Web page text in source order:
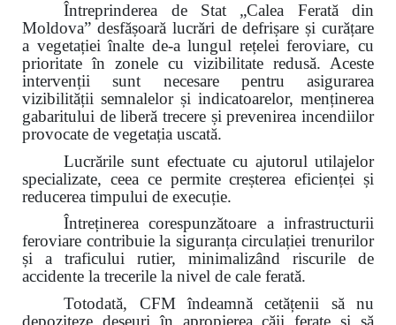
Întreprinderea de Stat „Calea Ferată din
Moldova” desfășoară lucrări de defrișare și curățare
a vegetației înalte de-a lungul rețelei feroviare, cu
prioritate în zonele cu vizibilitate redusă. Aceste
intervenții sunt necesare pentru asigurarea
vizibilității semnalelor și indicatoarelor, menținerea
gabaritului de liberă trecere și prevenirea incendiilor
provocate de vegetația uscată.
Lucrările sunt efectuate cu ajutorul utilajelor
specializate, ceea ce permite creșterea eficienței și
reducerea timpului de execuție.
Întreținerea corespunzătoare a infrastructurii
feroviare contribuie la siguranța circulației trenurilor
și a traficului rutier, minimalizând riscurile de
accidente la trecerile la nivel de cale ferată.
Totodată, CFM îndeamnă cetățenii să nu
depoziteze deșeuri în apropierea căii ferate și să